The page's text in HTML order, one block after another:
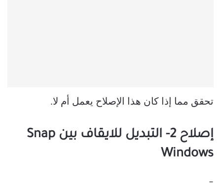
تحقق مما إذا كان هذا الإصلاح يعمل أم لا.
إصلاح 2- التبديل للايقاف بين Snap
Windows
–